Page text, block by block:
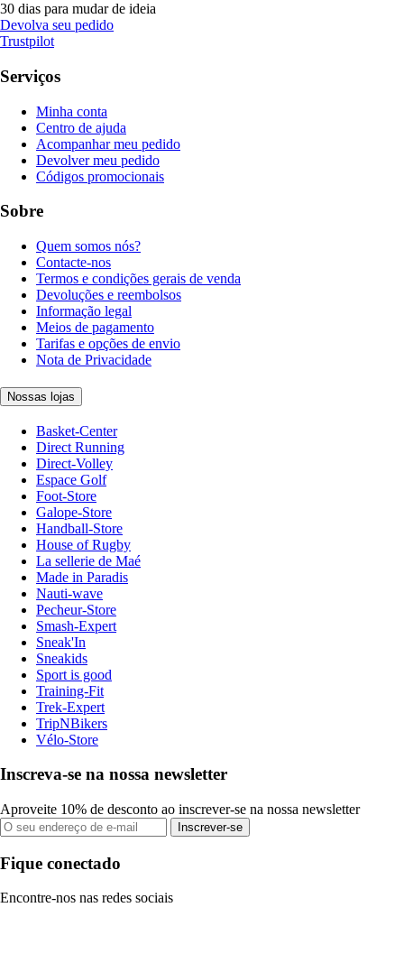
30 dias para mudar de ideia
Devolva seu pedido
Trustpilot
Serviços
Minha conta
Centro de ajuda
Acompanhar meu pedido
Devolver meu pedido
Códigos promocionais
Sobre
Quem somos nós?
Contacte-nos
Termos e condições gerais de venda
Devoluções e reembolsos
Informação legal
Meios de pagamento
Tarifas e opções de envio
Nota de Privacidade
Nossas lojas
Basket-Center
Direct Running
Direct-Volley
Espace Golf
Foot-Store
Galope-Store
Handball-Store
House of Rugby
La sellerie de Maé
Made in Paradis
Nauti-wave
Pecheur-Store
Smash-Expert
Sneak'In
Sneakids
Sport is good
Training-Fit
Trek-Expert
TripNBikers
Vélo-Store
Inscreva-se na nossa newsletter
Aproveite 10% de desconto ao inscrever-se na nossa newsletter
Inscrever-se
Fique conectado
Encontre-nos nas redes sociais